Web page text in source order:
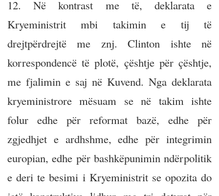
12. Në kontrast me të, deklarata e
Kryeministrit mbi takimin e tij të
drejtpërdrejtë me znj. Clinton ishte në
korrespondencë të plotë, çështje për çështje,
me fjalimin e saj në Kuvend. Nga deklarata
kryeministrore mësuam se në takim ishte
folur edhe për reformat bazë, edhe për
zgjedhjet e ardhshme, edhe për integrimin
europian, edhe për bashkëpunimin ndërpolitik
e deri te besimi i Kryeministrit se opozita do